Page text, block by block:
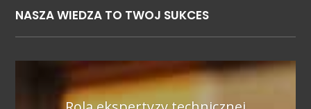
NASZA WIEDZA TO TWOJ SUKCES